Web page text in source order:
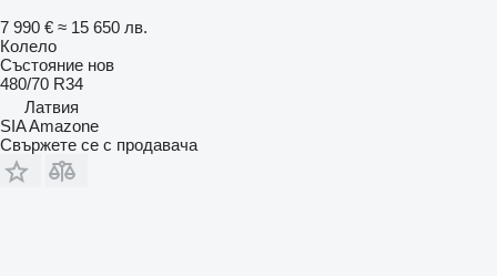
7 990 € ≈ 15 650 лв.
Колело
Състояние нов
480/70 R34
Латвия
SIA Amazone
Свържете се с продавача